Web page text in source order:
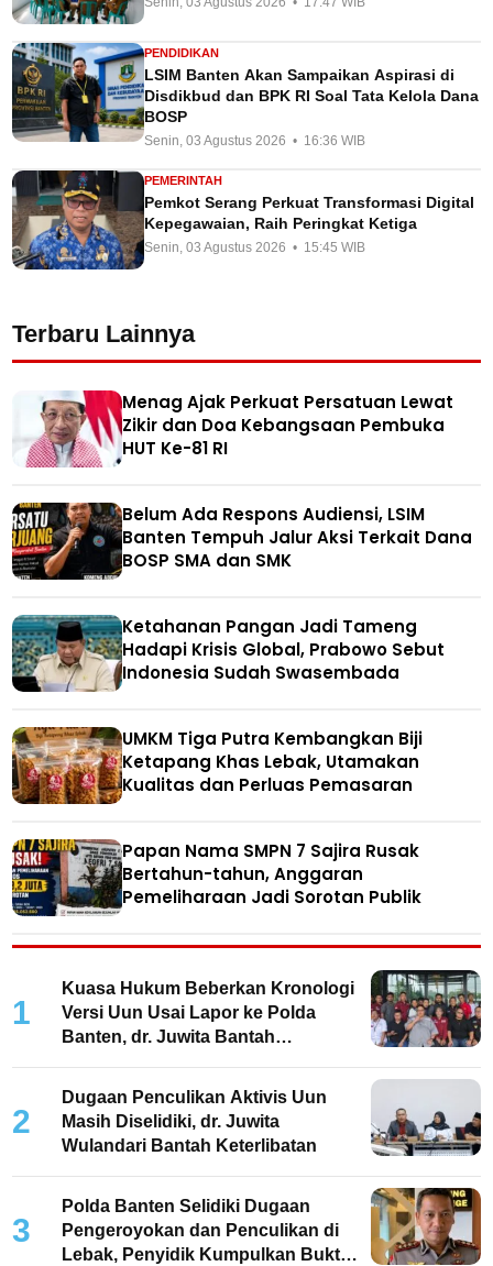
PENDIDIKAN
LSIM Banten Akan Sampaikan Aspirasi di
Disdikbud dan BPK RI Soal Tata Kelola Dana
BOSP
Senin, 03 Agustus 2026 • 16:36 WIB
PEMERINTAH
Pemkot Serang Perkuat Transformasi Digital
Kepegawaian, Raih Peringkat Ketiga
Senin, 03 Agustus 2026 • 15:45 WIB
Terbaru Lainnya
Menag Ajak Perkuat Persatuan Lewat
Zikir dan Doa Kebangsaan Pembuka
HUT Ke-81 RI
Belum Ada Respons Audiensi, LSIM
Banten Tempuh Jalur Aksi Terkait Dana
BOSP SMA dan SMK
Ketahanan Pangan Jadi Tameng
Hadapi Krisis Global, Prabowo Sebut
Indonesia Sudah Swasembada
UMKM Tiga Putra Kembangkan Biji
Ketapang Khas Lebak, Utamakan
Kualitas dan Perluas Pemasaran
Papan Nama SMPN 7 Sajira Rusak
Bertahun-tahun, Anggaran
Pemeliharaan Jadi Sorotan Publik
1
Kuasa Hukum Beberkan Kronologi
Versi Uun Usai Lapor ke Polda
Banten, dr. Juwita Bantah
2
Dugaan Penculikan Aktivis Uun
Masih Diselidiki, dr. Juwita
Wulandari Bantah Keterlibatan
3
Polda Banten Selidiki Dugaan
Pengeroyokan dan Penculikan di
Lebak, Penyidik Kumpulkan Bukti